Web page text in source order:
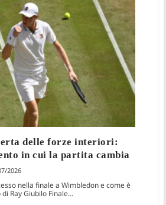
delle forze interiori:
in cui la partita cambia
2026
nella finale a Wimbledon e come è
Ray Giubilo Finale...